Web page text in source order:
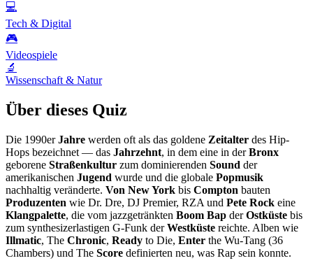
💻
Tech & Digital
🎮
Videospiele
🔬
Wissenschaft & Natur
Über dieses Quiz
Die 1990erJahre werden oft als das goldene Zeitalter des Hip-
Hops bezeichnet — das Jahrzehnt, in dem eine in derBronx
geborene Straßenkultur zum dominierenden Sound der
amerikanischen Jugend wurde und die globale Popmusik
nachhaltig veränderte. Von New York bis Compton bauten
Produzenten wie Dr. Dre, DJ Premier, RZA und Pete Rock eine
Klangpalette, die vom jazzgetränkten Boom Bap derOstküste bis
zum synthesizerlastigen G-Funk derWestküste reichte. Alben wie
Illmatic, The Chronic, Ready to Die, Enter the Wu-Tang (36
Chambers) und The Score definierten neu, was Rap sein konnte.